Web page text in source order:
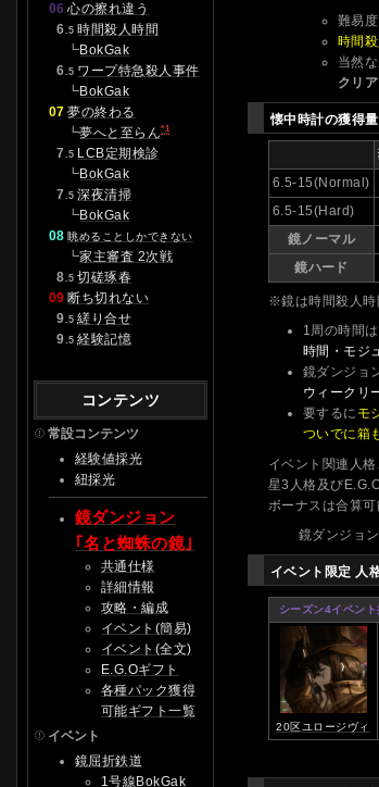
難易
時間
当然
クリ
懐中時計の獲得
6.5-15(Normal)
6.5-15(Hard)
鏡ノーマル
鏡ハード
※鏡は時間殺人時
1周の時間
時間・モジ
鏡ダンジョ
ウィークリ
要するに モ
ついでに箱
イベント関連人
星3人格及び
ボーナスは合算
鏡ダンジョ
イベント限定 人
シーズン4イベン
20区ユロージヴィ
06 心の擦れ違う
06.5 時間殺人時間
┗BokGak
06.5 ワープ特急殺人事件
┗BokGak
07 夢の終わる
┗夢へと至らん*1
07 .5 LCB定期検診
┗BokGak
07 .5 深夜清掃
┗BokGak
08 眺めることしかできない
┗家主審査 2次戦
08.5 切磋琢春
09 断ち切れない
09.5 縒り合せ
09.5 経験記憶
コンテンツ
常設コンテンツ
経験値採光
紐採光
鏡ダンジョン
｢名と蜘蛛の鏡｣
共通仕様
詳細情報
攻略・編成
イベント(簡易)
イベント(全文)
E.G.Oギフト
各種パック獲得
可能ギフト一覧
イベント
鏡屈折鉄道
1号線BokGak